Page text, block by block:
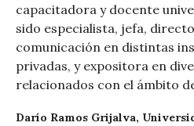
capacitadora y docente
sido especialista, jefa,
comunicación en distintas
privadas, y expositora en
relacionados con el ámbito
Darío Ramos Grijalva,